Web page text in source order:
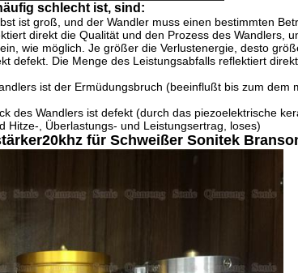
schlecht ist, sind:
ist groß, und der Wandler muss einen bestimmten
direkt die Qualität und den Prozess des Wandlers,
wie möglich. Je größer die Verlustenergie, desto
defekt. Die Menge des Leistungsabfalls reflektiert
ist der Ermüdungsbruch (beeinflußt bis zum dem
des Wandlers ist defekt (durch das piezoelektrische
Hitze-, Überlastungs- und Leistungsertrag, loses)
für Schweißer Sonitek